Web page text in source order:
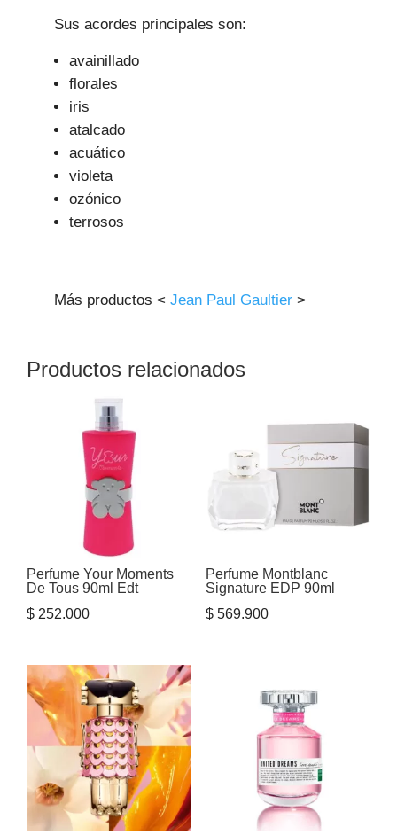
Sus acordes principales son:
avainillado
florales
iris
atalcado
acuático
violeta
ozónico
terrosos
Más productos < Jean Paul Gaultier >
Productos relacionados
Perfume Your Moments
De Tous 90ml Edt
$ 252.000
Perfume Montblanc
Signature EDP 90ml
$569.900